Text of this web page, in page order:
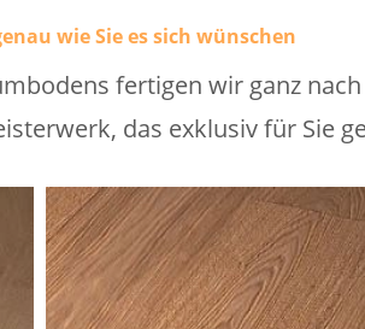
wie Sie es sich wünschen
fertigen wir ganz
das exklusiv für Sie